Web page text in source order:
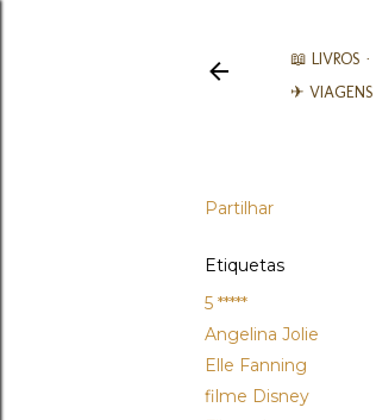
📖 LIVROS
✈ VIAGENS
Partilhar
Etiquetas
5 *****
Angelina Jolie
Elle Fanning
filme Disney